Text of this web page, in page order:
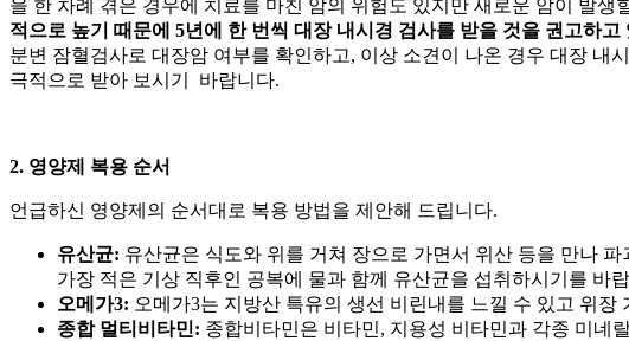
을 한 차례 겪은 경우에 치료를 마친 암의 위험도 있지만 새로운 암이 발생
적으로 높기 때문에 5년에 한 번씩 대장 내시경 검사를 받을 것을 권고하고
분변 잠혈검사로 대장암 여부를 확인하고, 이상 소견이 나온 경우 대장 내
극적으로 받아 보시기 바랍니다.
2. 영양제 복용 순서
언급하신 영양제의 순서대로 복용 방법을 제안해 드립니다.
유산균: 유산균은 식도와 위를 거쳐 장으로 가면서 위산 등을 만나
가장 적은 기상 직후인 공복에 물과 함께 유산균을 섭취하시기를 바
오메가3: 오메가3는 지방산 특유의 생선 비린내를 느낄 수 있고 위
종합 멀티비타민: 종합비타민은 비타민, 지용성 비타민과 각종 미네